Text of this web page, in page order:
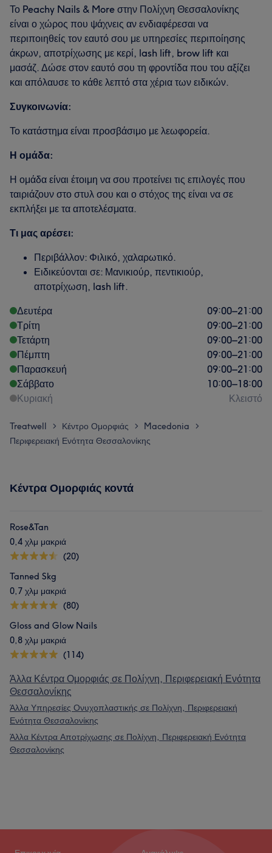
Το Peachy Nails & More στην Πολίχνη Θεσσαλονίκης
είναι ο χώρος που ψάχνεις αν ενδιαφέρεσαι να
περιποιηθείς τον εαυτό σου με υπηρεσίες περιποίησης
άκρων, αποτρίχωσης με κερί, lash lift, brow lift και
μασάζ. Δώσε στον εαυτό σου τη φροντίδα που του αξίζει
και απόλαυσε το κάθε λεπτό στα χέρια των ειδικών.
Συγκοινωνία:
Το κατάστημα είναι προσβάσιμο με λεωφορεία.
Η ομάδα:
Η ομάδα είναι έτοιμη να σου προτείνει τις επιλογές που
ταιριάζουν στο στυλ σου και ο στόχος της είναι να σε
εκπλήξει με τα αποτελέσματα.
Τι μας αρέσει:
Περιβάλλον: Φιλικό, χαλαρωτικό.
Ειδικεύονται σε: Μανικιούρ, πεντικιούρ,
αποτρίχωση, lash lift.
Δευτέρα
09:00–21:00
Τρίτη
09:00–21:00
Τετάρτη
09:00–21:00
Πέμπτη
09:00–21:00
Παρασκευή
09:00–21:00
Σάββατο
10:00–18:00
Κυριακή
Κλειστό
Treatwell > Κέντρο Ομορφιάς > Macedonia >
Περιφερειακή Ενότητα Θεσσαλονίκης
Κέντρα Ομορφιάς κοντά
Rose&Tan
0,4 χλμ μακριά
(20)
Tanned Skg
0,7 χλμ μακριά
(80)
Gloss and Glow Nails
0,8 χλμ μακριά
(114)
Άλλα Κέντρα Ομορφιάς σε Πολίχνη, Περιφερειακή Ενότητα
Θεσσαλονίκης
Άλλα Υπηρεσίες Ονυχοπλαστικής σε Πολίχνη, Περιφερειακή
Ενότητα Θεσσαλονίκης
Άλλα Κέντρα Αποτρίχωσης σε Πολίχνη, Περιφερειακή Ενότητα
Θεσσαλονίκης